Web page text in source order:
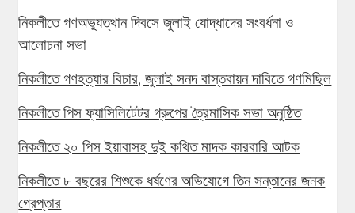
নিকলীতে গণঅভ্যুত্থান দিবসে জুলাই যোদ্ধাদের সংবর্ধনা ও
আলোচনা সভা
নিকলীতে গণহত্যার বিচার, জুলাই সনদ বাস্তবায়ন দাবিতে গণমিছিল
নিকলীতে পিস ফ্যাসিলিটেটর গ্রুপের ত্রৈমাসিক সভা অনুষ্ঠিত
নিকলীতে ২০ পিস ইয়াবাসহ দুই কথিত মাদক কারবারি আটক
নিকলীতে ৮ বছরের শিশুকে ধর্ষণের অভিযোগে তিন সন্তানের জনক
গ্রেপ্তার